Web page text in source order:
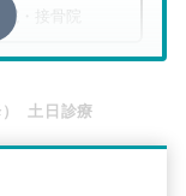
院・接骨院
土日診療